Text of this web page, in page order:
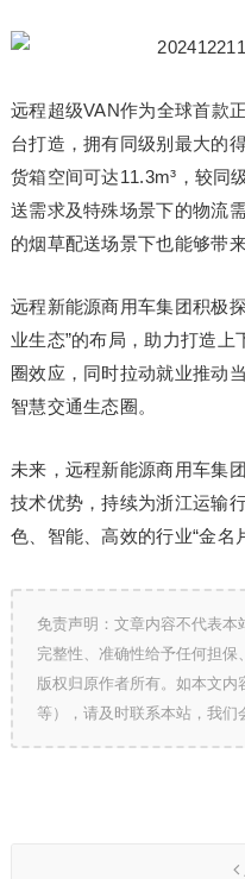
远程超级VAN作为全球首款
台打造，拥有同级别最大的
货箱空间可达11.3m³，较同
送需求及特殊场景下的物流
的烟草配送场景下也能够带
远程新能源商用车集团积极
业生态”的布局，助力打造
圈效应，同时拉动就业推动
智慧交通生态圈。
未来，远程新能源商用车集
技术优势，持续为浙江运输
色、智能、高效的行业“金名片
免责声明：文章内容不代表本
完整性、准确性给予任何担
版权归原作者所有。如本文
等），请及时联系本站，我们